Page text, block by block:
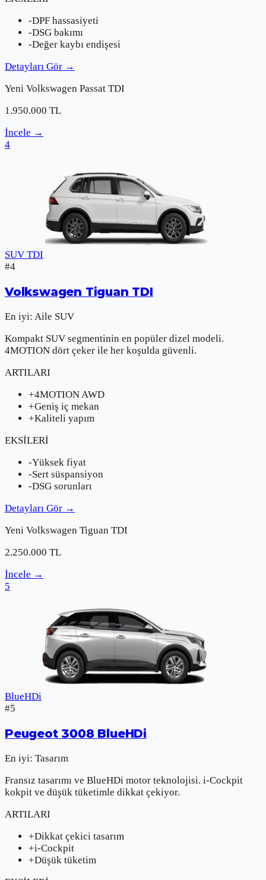
-DPF hassasiyeti
-DSG bakımı
-Değer kaybı endişesi
Detayları Gör →
Yeni Volkswagen Passat TDI
1.950.000 TL
İncele →
4
SUV TDI
#4
Volkswagen Tiguan TDI
En iyi: Aile SUV
Kompakt SUV segmentinin en popüler dizel modeli.
4MOTION dört çeker ile her koşulda güvenli.
ARTILARI
+4MOTION AWD
+Geniş iç mekan
+Kaliteli yapım
EKSİLERİ
-Yüksek fiyat
-Sert süspansiyon
-DSG sorunları
Detayları Gör →
Yeni Volkswagen Tiguan TDI
2.250.000 TL
İncele →
5
BlueHDi
#5
Peugeot 3008 BlueHDi
En iyi: Tasarım
Fransız tasarımı ve BlueHDi motor teknolojisi. i-Cockpit
kokpit ve düşük tüketimle dikkat çekiyor.
ARTILARI
+Dikkat çekici tasarım
+i-Cockpit
+Düşük tüketim